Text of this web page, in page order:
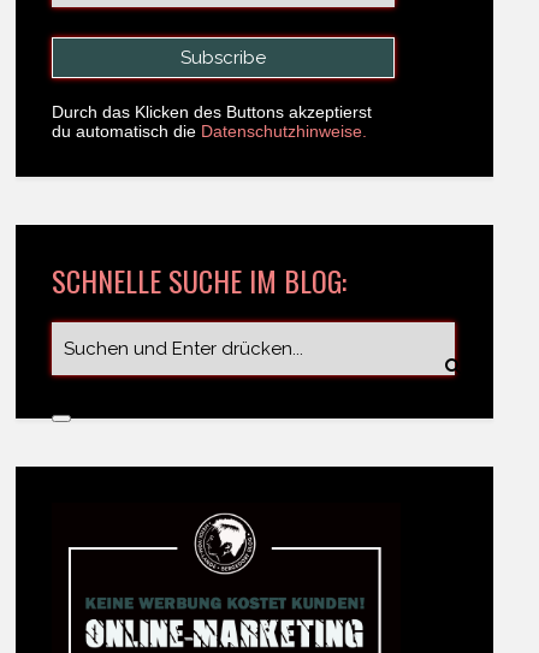
Durch das Klicken des Buttons akzeptierst
du automatisch die Datenschutzhinweise.
SCHNELLE SUCHE IM BLOG: